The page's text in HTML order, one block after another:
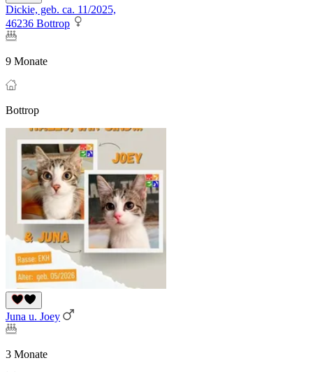
Dickie, geb. ca. 11/2025,
46236 Bottrop
9 Monate
Bottrop
Juna u. Joey
3 Monate